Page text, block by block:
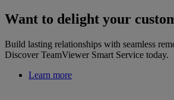
Want to delight your
Build lasting relationships with seamless
Discover TeamViewer Smart Service today.
Learn more